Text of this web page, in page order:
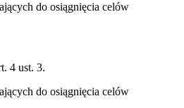
do osiągnięcia celów
4 ust. 3.
do osiągnięcia celów